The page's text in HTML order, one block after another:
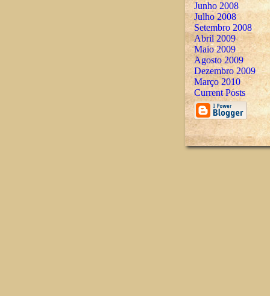
Junho 2008
Julho 2008
Setembro 2008
Abril 2009
Maio 2009
Agosto 2009
Dezembro 2009
Março 2010
Current Posts